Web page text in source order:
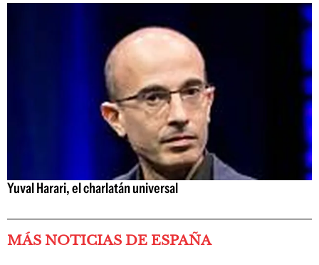
Yuval Harari, el charlatán universal
MÁS NOTICIAS DE ESPAÑA